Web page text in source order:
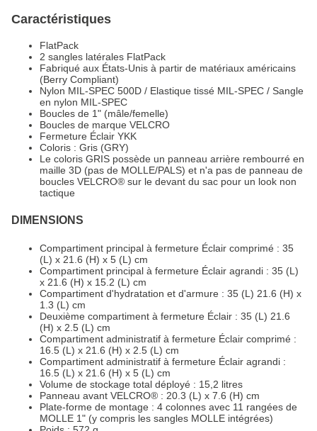
Caractéristiques
FlatPack
2 sangles latérales FlatPack
Fabriqué aux États-Unis à partir de matériaux américains
(Berry Compliant)
Nylon MIL-SPEC 500D / Elastique tissé MIL-SPEC / Sangle
en nylon MIL-SPEC
Boucles de 1" (mâle/femelle)
Boucles de marque VELCRO
Fermeture Éclair YKK
Coloris : Gris (GRY)
Le coloris GRIS possède un panneau arrière rembourré en
maille 3D (pas de MOLLE/PALS) et n'a pas de panneau de
boucles VELCRO® sur le devant du sac pour un look non
tactique
DIMENSIONS
Compartiment principal à fermeture Éclair comprimé : 35
(L) x 21.6 (H) x 5 (L) cm
Compartiment principal à fermeture Éclair agrandi : 35 (L)
x 21.6 (H) x 15.2 (L) cm
Compartiment d'hydratation et d'armure : 35 (L) 21.6 (H) x
1.3 (L) cm
Deuxième compartiment à fermeture Éclair : 35 (L) 21.6
(H) x 2.5 (L) cm
Compartiment administratif à fermeture Éclair comprimé :
16.5 (L) x 21.6 (H) x 2.5 (L) cm
Compartiment administratif à fermeture Éclair agrandi :
16.5 (L) x 21.6 (H) x 5 (L) cm
Volume de stockage total déployé : 15,2 litres
Panneau avant VELCRO® : 20.3 (L) x 7.6 (H) cm
Plate-forme de montage : 4 colonnes avec 11 rangées de
MOLLE 1" (y compris les sangles MOLLE intégrées)